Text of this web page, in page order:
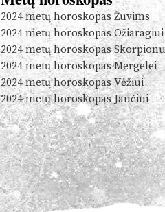
2024 metų horoskopas Žuvims
2024 metų horoskopas Ožiaragiui
2024 metų horoskopas
2024 metų horoskopas Mergelei
2024 metų horoskopas Vėžiui
2024 metų horoskopas Jaučiui